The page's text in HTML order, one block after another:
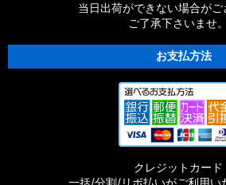
当日出荷ができない場合がご
ご了承下さいませ。
お支払方法
クレジットカード
一括/分割/リボ払いがご利用い